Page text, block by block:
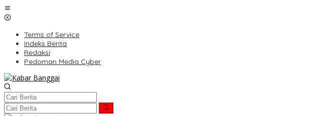
Lewati
ke
Terms of Service
Indeks Berita
Redaksi
Pedoman Media Cyber